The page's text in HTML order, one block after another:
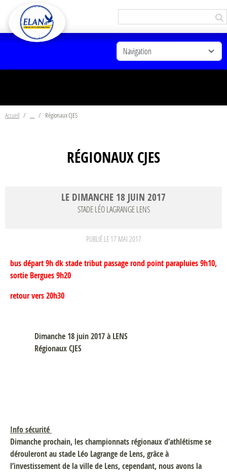
Accueil Régionaux CJES
RÉGIONAUX CJES
LE DIMANCHE 18 JUIN 2017
STADE LÉO LAGRANGE LENS
PUBLIÉ LE 17 MAI 2017
bus départ 9h dk stade tribut passage rond point parapluies 9h10,
sortie Bergues 9h20
retour vers 20h30
Dimanche 18 juin 2017 à LENS
Régionaux CJES
Info sécurité
Dimanche prochain, les championnats régionaux d’athlétisme se
dérouleront au stade Léo Lagrange de Lens, grâce à
l’investissement de la ville de Lens, cependant, nous avons la
Panneau de gestion des cookies